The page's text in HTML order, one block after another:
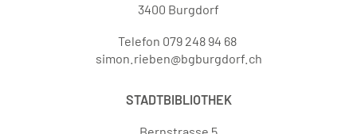
3400 Burgdorf
Telefon 079 248 94 68
simon.rieben@bgburgdorf.ch
STADTBIBLIOTHEK